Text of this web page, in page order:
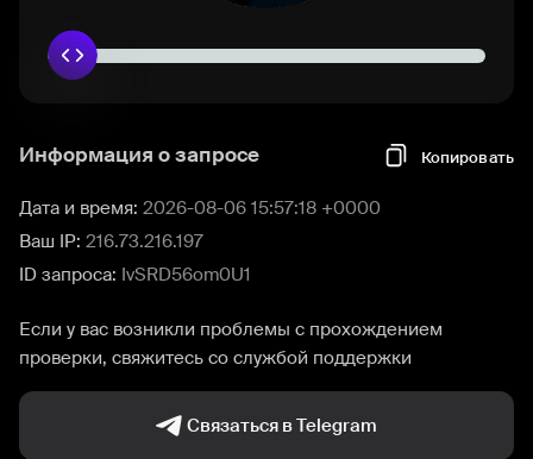
Информация о запросе Копировать
Дата и время: 2026-08-06 15:57:18 +0000
Ваш IP: 216.73.216.197
ID запроса: IvSRD56om0U1
Если у вас возникли проблемы с прохождением
проверки, свяжитесь со службой поддержки
Связаться в Telegram